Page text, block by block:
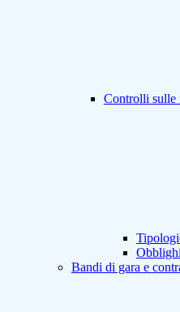
Controlli sulle
Bandi di gara e